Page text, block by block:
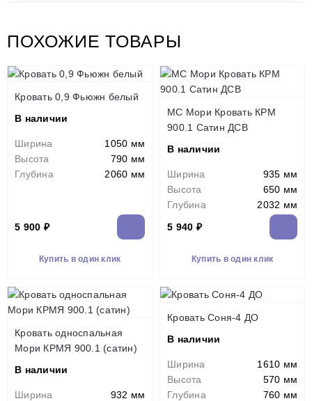
ПОХОЖИЕ ТОВАРЫ
Кровать 0,9 Фьюжн белый
В наличии
Ширина
1050 мм
Высота
790 мм
Глубина
2060 мм
5 900 ₽
Купить в один клик
МС Мори Кровать КРМ
900.1 Сатин ДСВ
В наличии
Ширина
935 мм
Высота
650 мм
Глубина
2032 мм
5 940 ₽
Купить в один клик
Кровать односпальная
Мори КРМЯ 900.1 (сатин)
В наличии
Ширина
932 мм
Кровать Соня-4 ДО
В наличии
Ширина
1610 мм
Высота
570 мм
Глубина
760 мм